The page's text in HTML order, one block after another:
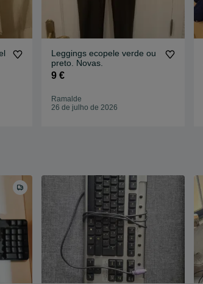
Leggings ecopele verde ou
preto. Novas.
9 €
Ramalde
26 de julho de 2026